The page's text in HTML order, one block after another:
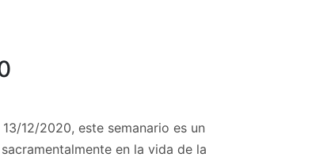
12/2020, este semanario es un
en la vida de la